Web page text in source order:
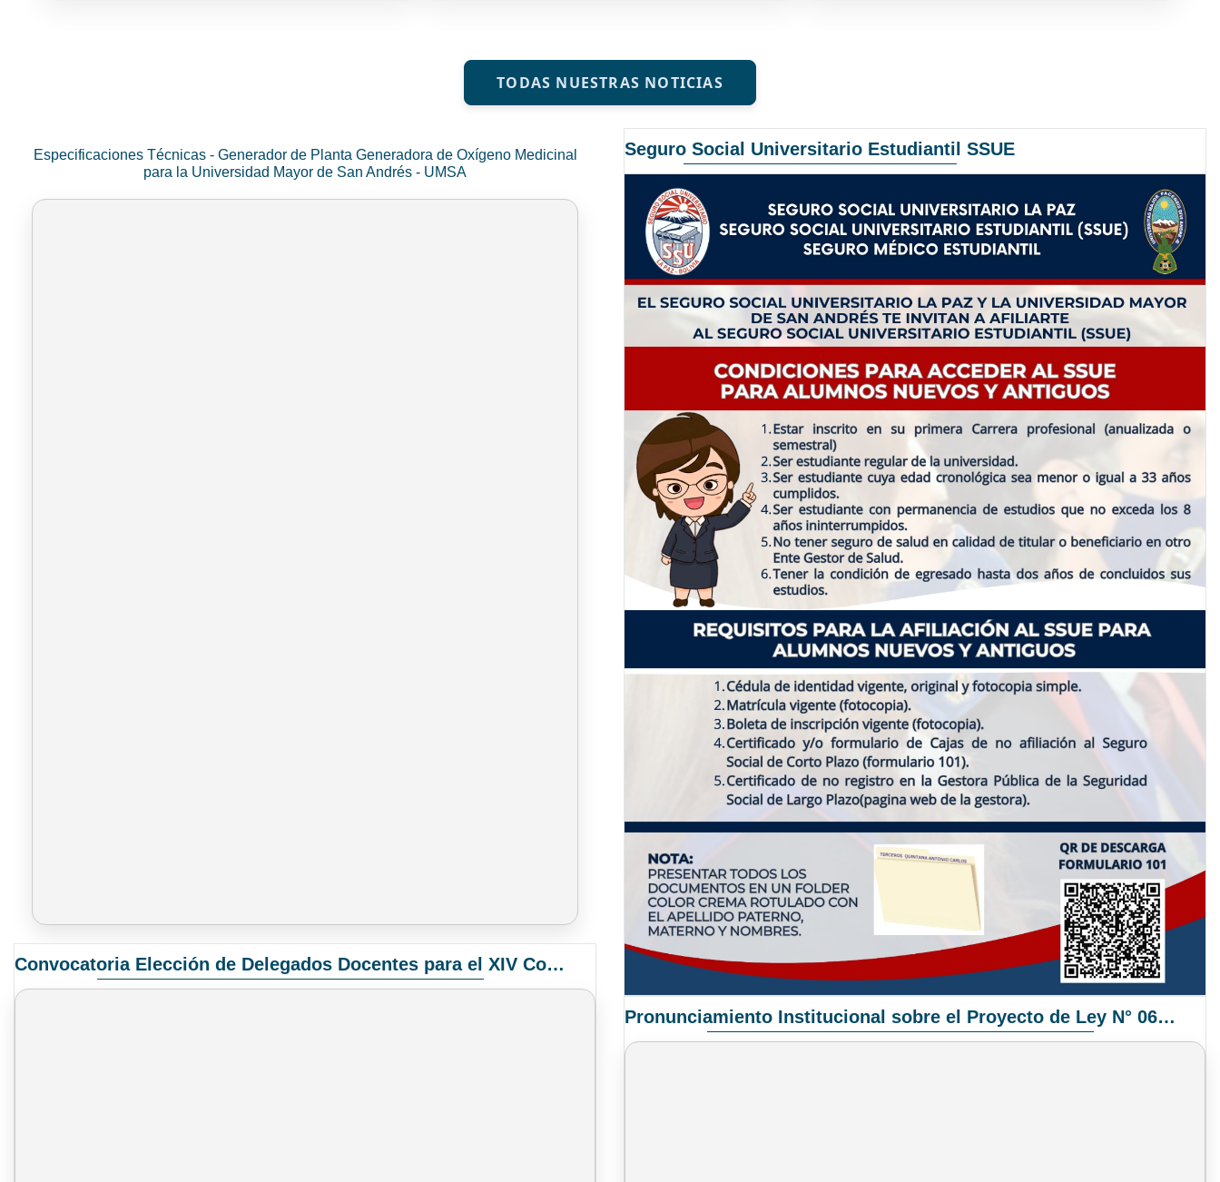
TODAS NUESTRAS NOTICIAS
Especificaciones Técnicas - Generador de Planta Generadora de Oxígeno Medicinal
para la Universidad Mayor de San Andrés - UMSA
Convocatoria Elección de Delegados Docentes para el XIV Congreso Nacional de Universidades
Seguro Social Universitario Estudiantil SSUE
Pronunciamiento Institucional sobre el Proyecto de Ley N° 068/2025-2026 C.S.